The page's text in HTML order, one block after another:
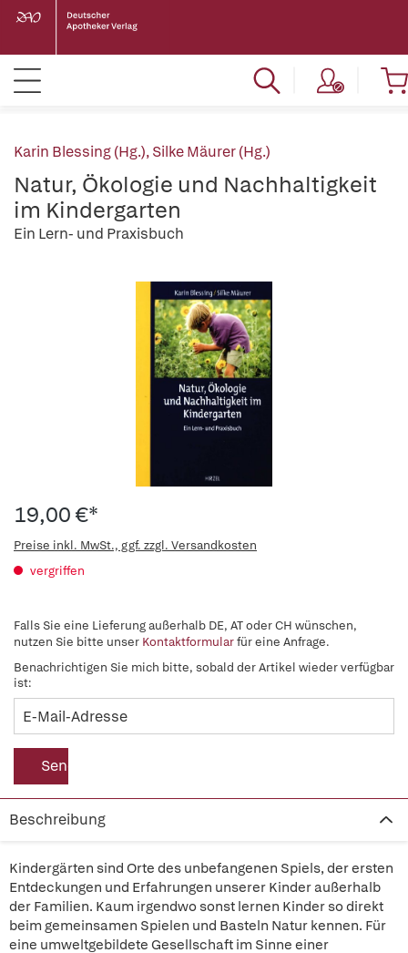
Karin Blessing (Hg.),Silke Mäurer (Hg.)
Natur, Ökologie und Nachhaltigkeit
im Kindergarten
Ein Lern- und Praxisbuch
19,00 €*
Preise inkl. MwSt., ggf. zzgl. Versandkosten
vergriffen
Falls Sie eine Lieferung außerhalb DE, AT oder CH wünschen,
nutzen Sie bitte unser Kontaktformularfür eine Anfrage.
Benachrichtigen Sie mich bitte, sobald der Artikel wieder verfügbar
ist:
Senden
Beschreibung
Kindergärten sind Orte des unbefangenen Spiels, der ersten
Entdeckungen und Erfahrungen unserer Kinder außerhalb
der Familien. Kaum irgendwo sonst lernen Kinder so direkt
beim gemeinsamen Spielen und Basteln Natur kennen. Für
eine umweltgebildete Gesellschaft im Sinne einer